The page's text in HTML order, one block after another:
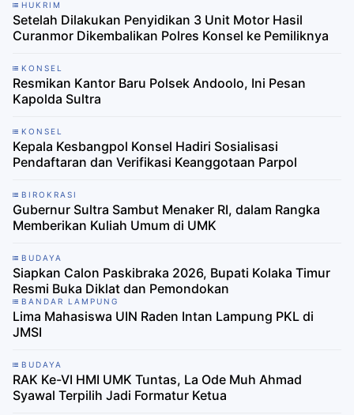
HUKRIM
Setelah Dilakukan Penyidikan 3 Unit Motor Hasil
Curanmor Dikembalikan Polres Konsel ke Pemiliknya
KONSEL
Resmikan Kantor Baru Polsek Andoolo, Ini Pesan
Kapolda Sultra
KONSEL
Kepala Kesbangpol Konsel Hadiri Sosialisasi
Pendaftaran dan Verifikasi Keanggotaan Parpol
BIROKRASI
Gubernur Sultra Sambut Menaker RI, dalam Rangka
Memberikan Kuliah Umum di UMK
BUDAYA
Siapkan Calon Paskibraka 2026, Bupati Kolaka Timur
Resmi Buka Diklat dan Pemondokan
BANDAR LAMPUNG
Lima Mahasiswa UIN Raden Intan Lampung PKL di
JMSI
BUDAYA
RAK Ke-VI HMI UMK Tuntas, La Ode Muh Ahmad
Syawal Terpilih Jadi Formatur Ketua